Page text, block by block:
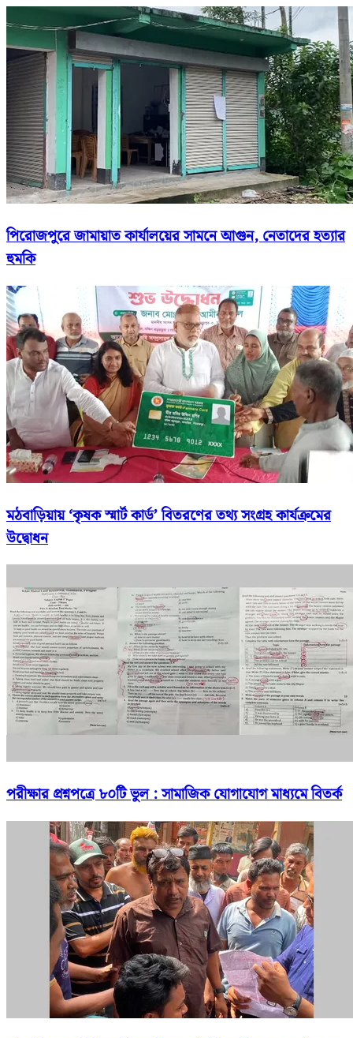
পিরোজপুরে জামায়াত কার্যালয়ের সামনে আগুন, নেতাদের হত্যার
হুমকি
মঠবাড়িয়ায় ‘কৃষক স্মার্ট কার্ড’ বিতরণের তথ্য সংগ্রহ কার্যক্রমের
উদ্বোধন
পরীক্ষার প্রশ্নপত্রে ৮০টি ভুল : সামাজিক যোগাযোগ মাধ্যমে বিতর্ক